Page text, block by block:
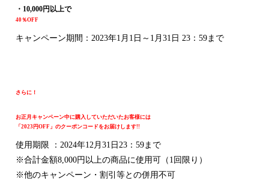
・10,000円以上で
40％OFF
キャンペーン期間：2023年1月1日～1月31日 23：59まで
さらに！
お正月キャンペーン中に購入していただいたお客様には
「2023円OFF」のクーポンコードをお届けします!!
使用期限 ：2024年12月31日23：59まで
※合計金額8,000円以上の商品に使用可（1回限り）
※他のキャンペーン・割引等との併用不可